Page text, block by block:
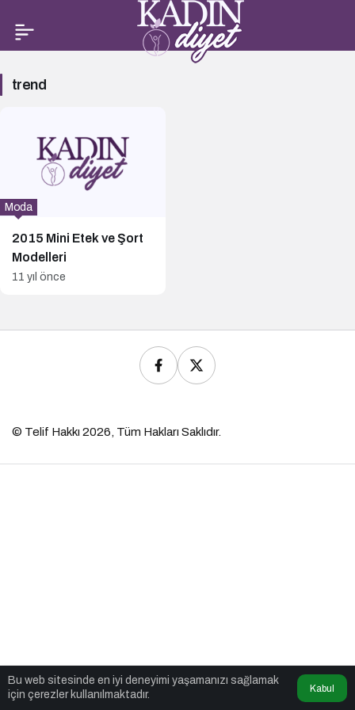
trend
2015 Mini Etek ve Şort
Modelleri
Moda
11 yıl önce
Bu web sitesinde en iyi deneyimi yaşamanızı sağlamak
için çerezler kullanılmaktadır.
Kabul
© Telif Hakkı 2026, Tüm Hakları Saklıdır.